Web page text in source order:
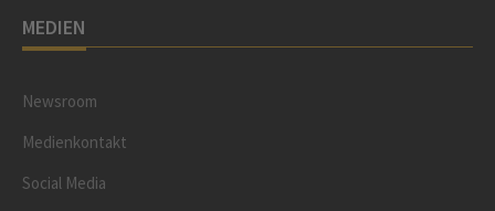
MEDIEN
Newsroom
Medienkontakt
Social Media